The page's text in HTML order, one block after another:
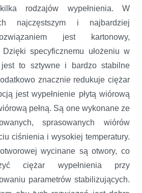
rodzajów wypełnienia. W
najczęstszym i najbardziej
jest kartonowy,
Dzięki specyficznemu ułożeniu w
to sztywne i bardzo stabilne
znacznie redukuje ciężar
jest wypełnienie płytą wiórową
pełną. Są one wykonane ze
sprasowanych wiórów
ciśnienia i wysokiej temperatury.
wycinane są otwory, co
ciężar wypełnienia przy
parametrów stabilizujących.